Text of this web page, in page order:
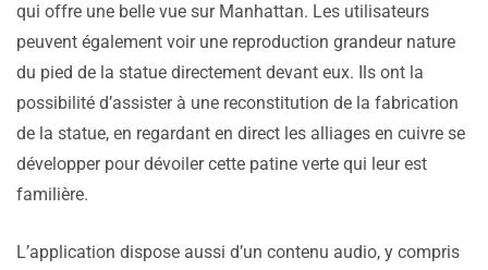
qui offre une belle vue sur Manhattan. Les utilisateurs
peuvent également voir une reproduction grandeur nature
du pied de la statue directement devant eux. Ils ont la
possibilité d’assister à une reconstitution de la fabrication
de la statue, en regardant en direct les alliages en cuivre se
développer pour dévoiler cette patine verte qui leur est
familière.
L’application dispose aussi d’un contenu audio, y compris